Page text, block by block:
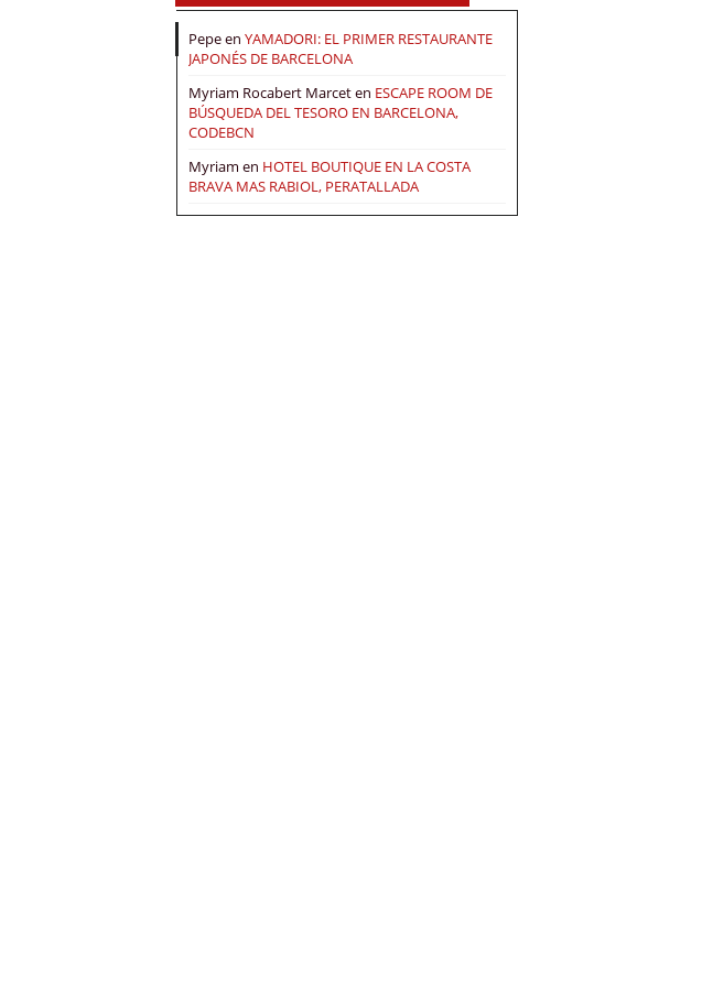
Pepeen YAMADORI: EL PRIMER RESTAURANTE
JAPONÉS DE BARCELONA
Myriam Rocabert Marceten ESCAPE ROOM DE
BÚSQUEDA DEL TESORO EN BARCELONA,
CODEBCN
Myriam en HOTEL BOUTIQUE EN LA COSTA
BRAVA MAS RABIOL, PERATALLADA